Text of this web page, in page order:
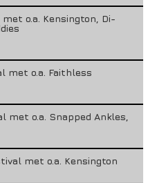
o.a. Kensington, Di-
met o.a. Faithless
met o.a. Snapped Ankles,
met o.a. Kensington